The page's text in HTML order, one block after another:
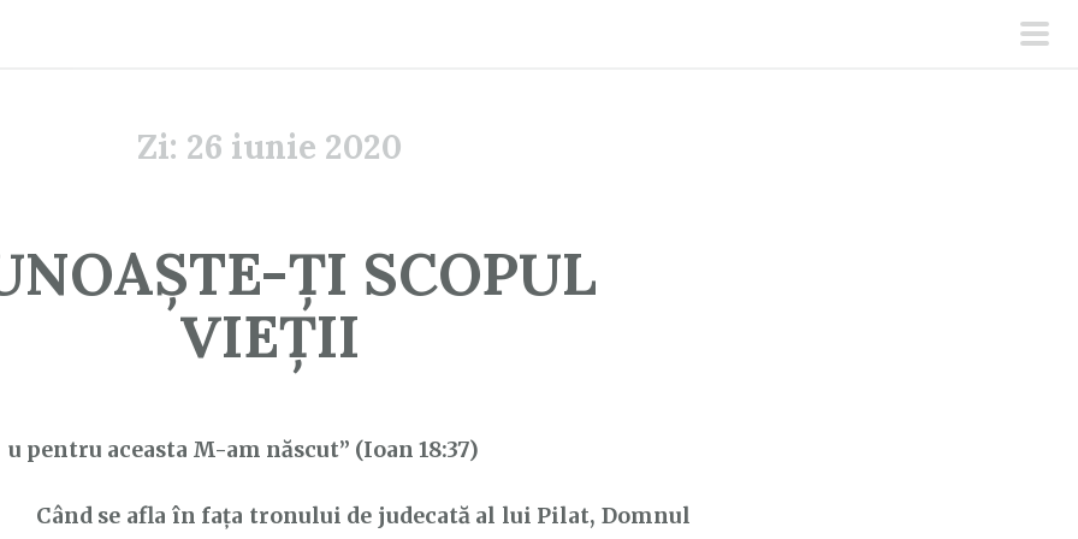
Zi: 26 iunie 2020
ȚI SCOPUL
VIEȚII
u pentru aceasta M-am născut” (Ioan 18:37)
Când se afla în fața tronului de judecată al lui Pilat, Domnul